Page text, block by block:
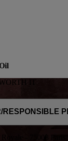
IT
RESPONSIBLE